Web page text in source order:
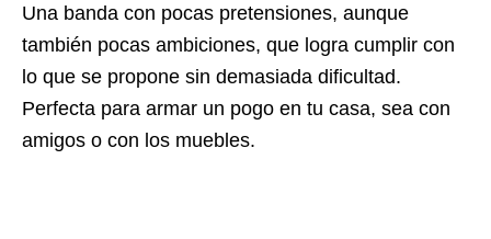
Una banda con pocas pretensiones, aunque
también pocas ambiciones, que logra cumplir con
lo que se propone sin demasiada dificultad.
Perfecta para armar un pogo en tu casa, sea con
amigos o con los muebles.